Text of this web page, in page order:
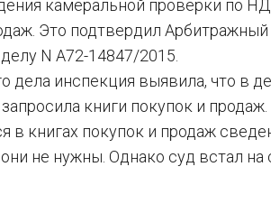
камеральной проверки по
Это подтвердил
N А72-14847/2015.
дела инспекция выявила, что в
книги покупок и
в книгах покупок и продаж
не нужны. Однако суд встал